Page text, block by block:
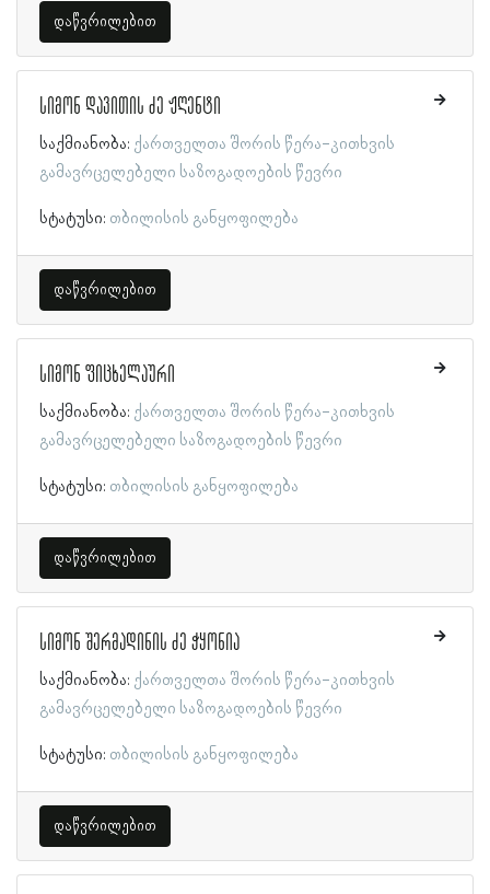
დაწვრილებით
სიმონ დავითის ძე ჟღენტი
საქმიანობა: ქართველთა შორის წერა-კითხვის
გამავრცელებელი საზოგადოების წევრი
სტატუსი: თბილისის განყოფილება
დაწვრილებით
სიმონ ფიცხელაური
საქმიანობა: ქართველთა შორის წერა-კითხვის
გამავრცელებელი საზოგადოების წევრი
სტატუსი: თბილისის განყოფილება
დაწვრილებით
სიმონ შერმადინის ძე ჭყონია
საქმიანობა: ქართველთა შორის წერა-კითხვის
გამავრცელებელი საზოგადოების წევრი
სტატუსი: თბილისის განყოფილება
დაწვრილებით